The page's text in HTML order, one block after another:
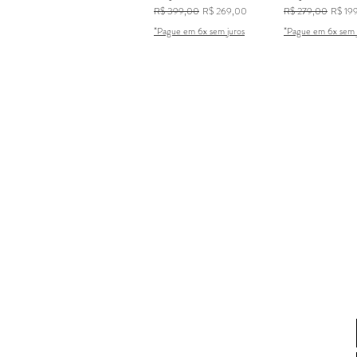
Preço normal
R$ 399,00 Preço promocional
R$ 269,00
*Pague em 6x sem juros
Preço normal
R$ 279,00 Preço
R$
*Pague em 6x sem